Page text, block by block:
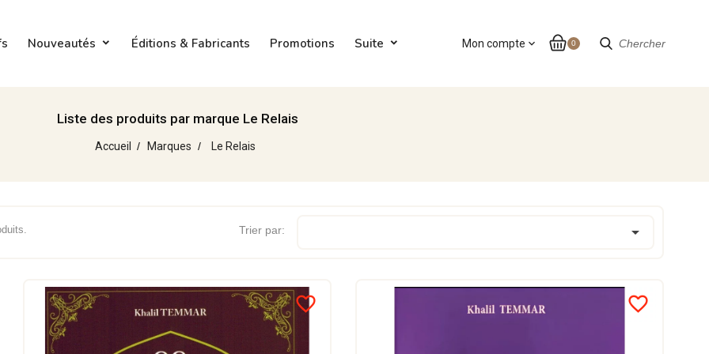
Chercher
Nouveautés Éditions & Fabricants Promotions Suite 0
Mon compte expand_more
Liste des produits par marque Le Relais
Accueil Marques Le Relais
Trier par: 
favorite_border favorite_border